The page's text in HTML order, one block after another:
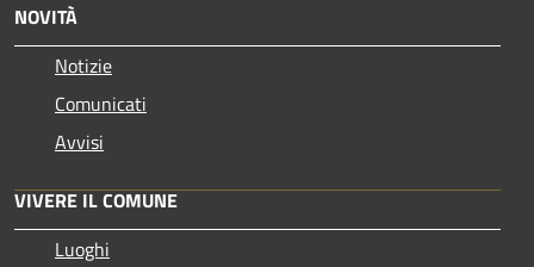
NOVITÀ
Notizie
Comunicati
Avvisi
VIVERE IL COMUNE
Luoghi